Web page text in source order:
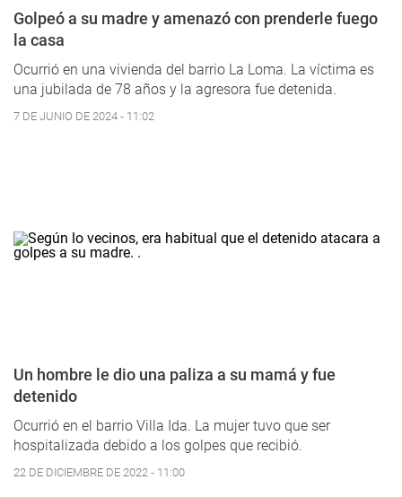
Golpeó a su madre y amenazó con prenderle fuego
la casa
Ocurrió en una vivienda del barrio La Loma. La víctima es
una jubilada de 78 años y la agresora fue detenida.
7 DE JUNIO DE 2024 - 11:02
Un hombre le dio una paliza a su mamá y fue
detenido
Ocurrió en el barrio Villa Ida. La mujer tuvo que ser
hospitalizada debido a los golpes que recibió.
22 DE DICIEMBRE DE 2022 - 11:00